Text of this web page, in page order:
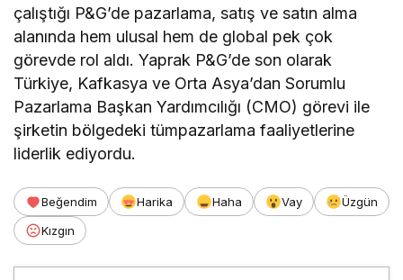
çalıştığı P&G’de pazarlama, satış ve satın alma
alanında hem ulusal hem de global pek çok
görevde rol aldı. Yaprak P&G’de son olarak
Türkiye, Kafkasya ve Orta Asya’danSorumlu
Pazarlama Başkan Yardımcılığı (CMO) görevi ile
şirketin bölgedeki tümpazarlama faaliyetlerine
liderlik ediyordu.
Beğendim Harika Haha Vay
Üzgün
Kızgın